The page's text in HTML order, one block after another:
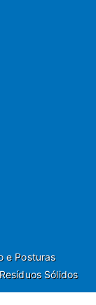
e Posturas
Sólidos